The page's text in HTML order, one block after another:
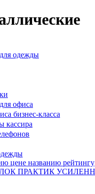
одежды
офиса
бизнес-класса
кассира
цене названию рейтингу